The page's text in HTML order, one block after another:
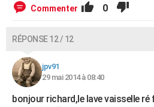
Commenter 0
RÉPONSE 12 / 12
jpv91
29 mai 2014 à 08:40
bonjour richard,le lave vaisselle